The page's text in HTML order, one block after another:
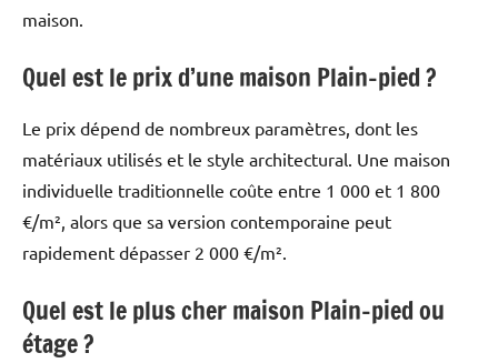
maison.
Quel est le prix d’une maison Plain-pied ?
Le prix dépend de nombreux paramètres, dont les
matériaux utilisés et le style architectural. Une maison
individuelle traditionnelle coûte entre 1 000 et 1 800
€/m², alors que sa version contemporaine peut
rapidement dépasser 2 000 €/m².
Quel est le plus cher maison Plain-pied ou
étage ?